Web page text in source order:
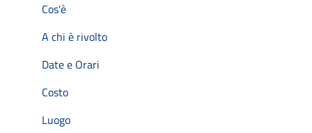
Cos'è
A chi è rivolto
Date e Orari
Costo
Luogo